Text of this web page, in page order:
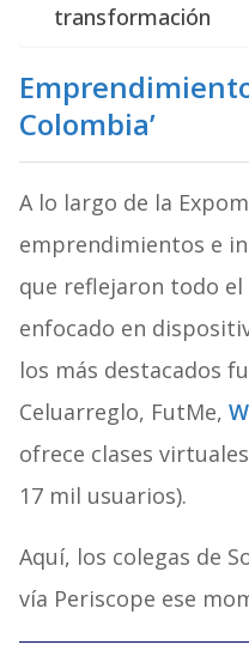
transformación
Colombia’
A lo largo de la
emprendimientos e
que reflejaron todo
enfocado en
los más destacados
Celuarreglo, FutMe,
ofrece clases
17 mil usuarios).
Aquí, los colegas de
vía Periscope ese